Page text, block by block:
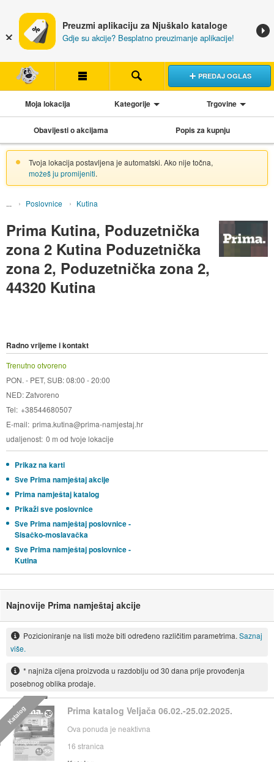
Preuzmi aplikaciju za Njuškalo kataloge
Gdje su akcije? Besplatno preuzimanje aplikacije!
PREDAJ OGLAS
Moja lokacija Kategorije Trgovine
Obavijesti o akcijama Popis za kupnju
Tvoja lokacija postavljena je automatski. Ako nije točna,
možeš ju promijeniti.
Poslovnice Kutina
Prima Kutina, Poduzetnička
zona 2 Kutina Poduzetnička
zona 2, Poduzetnička zona 2,
44320 Kutina
Radno vrijeme i kontakt
Trenutno otvoreno
PON. - PET, SUB: 08:00 - 20:00
NED: Zatvoreno
Tel +38544680507
E-mail prima.kutina@prima-namjestaj.hr
udaljenost 0 m od tvoje lokacije
Prikaz na karti
Sve Prima namještaj akcije
Prima namještaj katalog
Prikaži sve poslovnice
Sve Prima namještaj poslovnice -
Sisačko-moslavačka
Sve Prima namještaj poslovnice -
Kutina
Najnovije Prima namještaj akcije
Pozicioniranje na listi može biti određeno različitim parametrima. Saznaj
više.
* najniža cijena proizvoda u razdoblju od 30 dana prije provođenja
posebnog oblika prodaje.
Prima katalog Veljača 06.02.-25.02.2025.
Ova ponuda je neaktivna
16 stranica
Katalog